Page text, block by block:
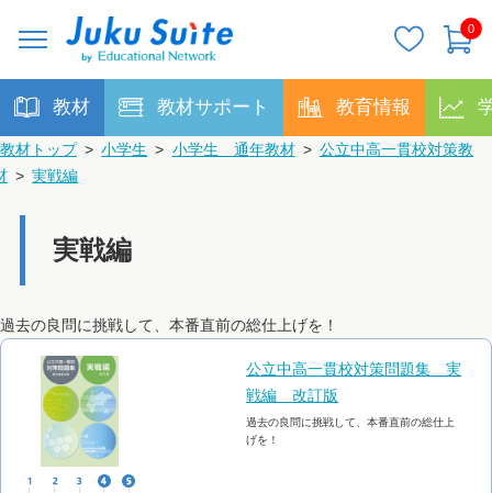
0
教材 教材サポート 教育情報
教材トップ > 小学生 > 小学生 通年教材 > 公立中高一貫校対策教
> 実戦編
実戦編
過去の良問に挑戦して、本番直前の総仕上げを！
公立中高一貫校対策問題集 実
戦編 改訂版
過去の良問に挑戦して、本番直前の総仕上
げを！